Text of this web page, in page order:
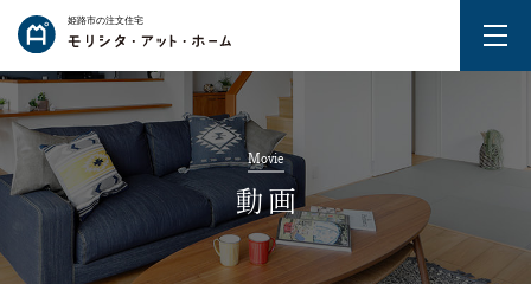
姫路市の注文住宅
Movie
動画